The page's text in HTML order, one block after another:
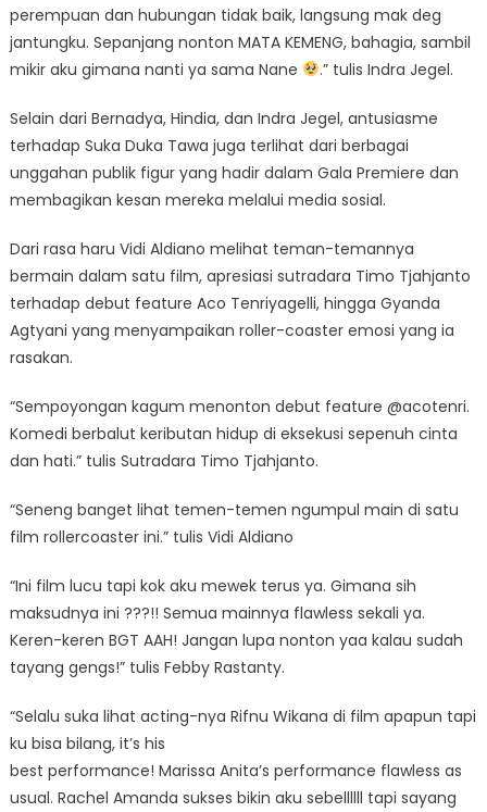
perempuan dan hubungan tidak baik, langsung mak deg
jantungku. Sepanjang nonton MATA KEMENG, bahagia, sambil
mikir aku gimana nanti ya sama Nane
.” tulis Indra Jegel.
Selain dari Bernadya, Hindia, dan Indra Jegel, antusiasme
terhadap Suka Duka Tawa juga terlihat dari berbagai
unggahan publik figur yang hadir dalam Gala Premiere dan
membagikan kesan mereka melalui media sosial.
Dari rasa haru Vidi Aldiano melihat teman-temannya
bermain dalam satu film, apresiasi sutradara Timo Tjahjanto
terhadap debut feature Aco Tenriyagelli, hingga Gyanda
Agtyani yang menyampaikan roller-coaster emosi yang ia
rasakan.
“Sempoyongan kagum menonton debut feature @acotenri.
Komedi berbalut keributan hidup di eksekusi sepenuh cinta
dan hati.” tulis Sutradara Timo Tjahjanto.
“Seneng banget lihat temen-temen ngumpul main di satu
film rollercoaster ini.” tulis Vidi Aldiano
“Ini film lucu tapi kok aku mewek terus ya. Gimana sih
maksudnya ini ???!! Semua mainnya flawless sekali ya.
Keren-keren BGT AAH! Jangan lupa nonton yaa kalau sudah
tayang gengs!” tulis Febby Rastanty.
“Selalu suka lihat acting-nya Rifnu Wikana di film apapun tapi
ku bisa bilang, it’s his
best performance! Marissa Anita’s performance flawless as
usual. Rachel Amanda sukses bikin aku sebellllll tapi sayang